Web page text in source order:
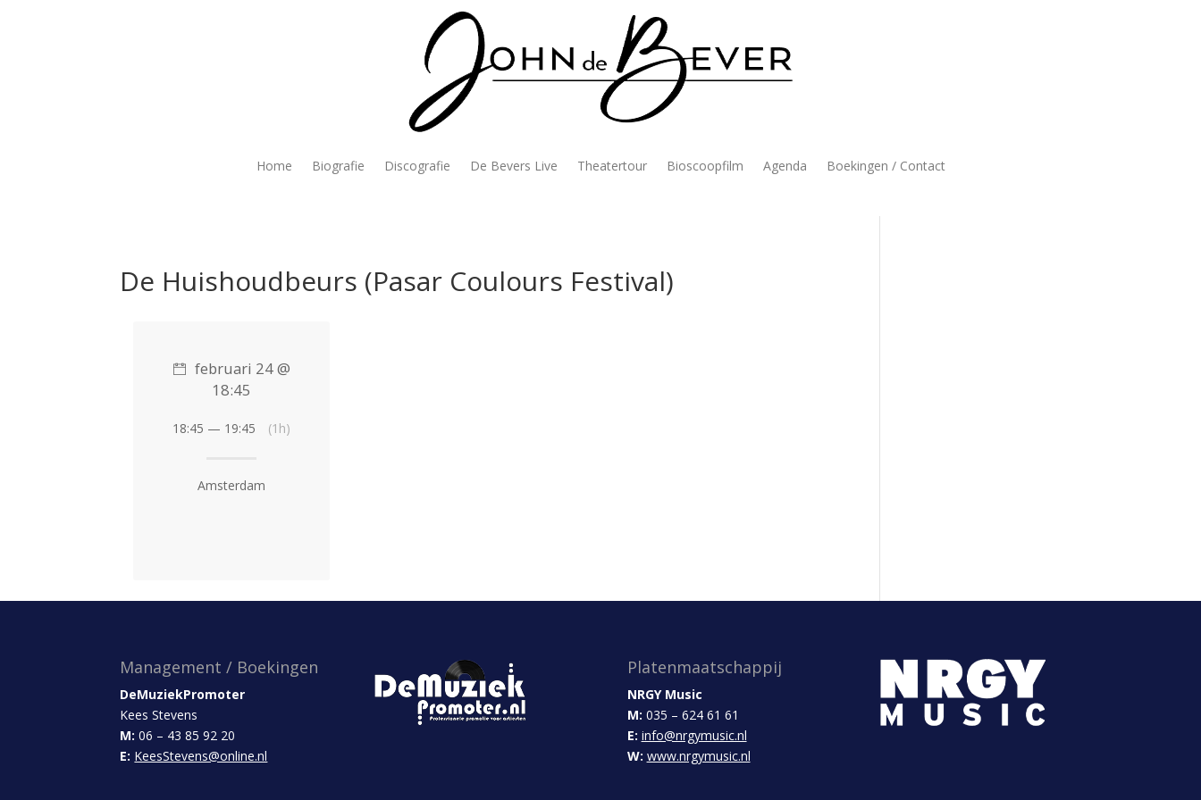
Home Biografie Discografie De Bevers Live Theatertour Bioscoopfilm Agenda Boekingen / Contact
De Huishoudbeurs (Pasar Coulours Festival)
februari 24 @
18:45
18:45 — 19:45 (1h)
Amsterdam
Management / Boekingen
DeMuziekPromoter
Kees Stevens
M: 06 – 43 85 92 20
E: KeesStevens@online.nl
Platenmaatschappij
NRGY Music
M: 035 – 624 61 61
E: info@nrgymusic.nl
W: www.nrgymusic.nl